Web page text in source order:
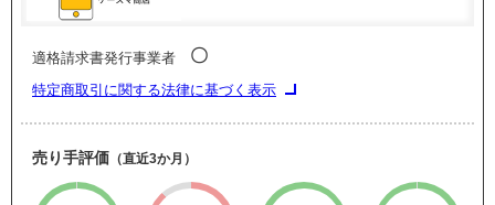
適格請求書発行事業者 〇
特定商取引に関する法律に基づく表示
売り手評価 （直近3か月）